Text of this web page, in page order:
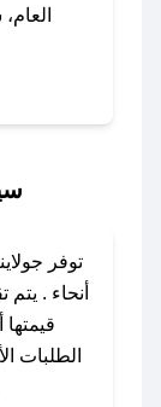
اليوم
تواصل
توفر
أنحاء .
الطلبات